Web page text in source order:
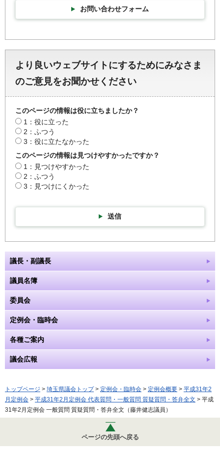
お問い合わせフォーム
より良いウェブサイトにするためにみなさま
のご意見をお聞かせください
このページの情報は役に立ちましたか？
1：役に立った
2：ふつう
3：役に立たなかった
このページの情報は見つけやすかったですか？
1：見つけやすかった
2：ふつう
3：見つけにくかった
送信
議長・副議長
議員名簿
委員会
定例会・臨時会
各種ご案内
議会広報
トップページ > 埼玉県議会トップ> 定例会・臨時会 > 定例会概要 > 平成31年2
月定例会 > 平成31年2月定例会 代表質問・一般質問 質疑質問・答弁全文 > 平成
31年2月定例会 一般質問 質疑質問・答弁全文（藤井健志議員）
ページの先頭へ戻る